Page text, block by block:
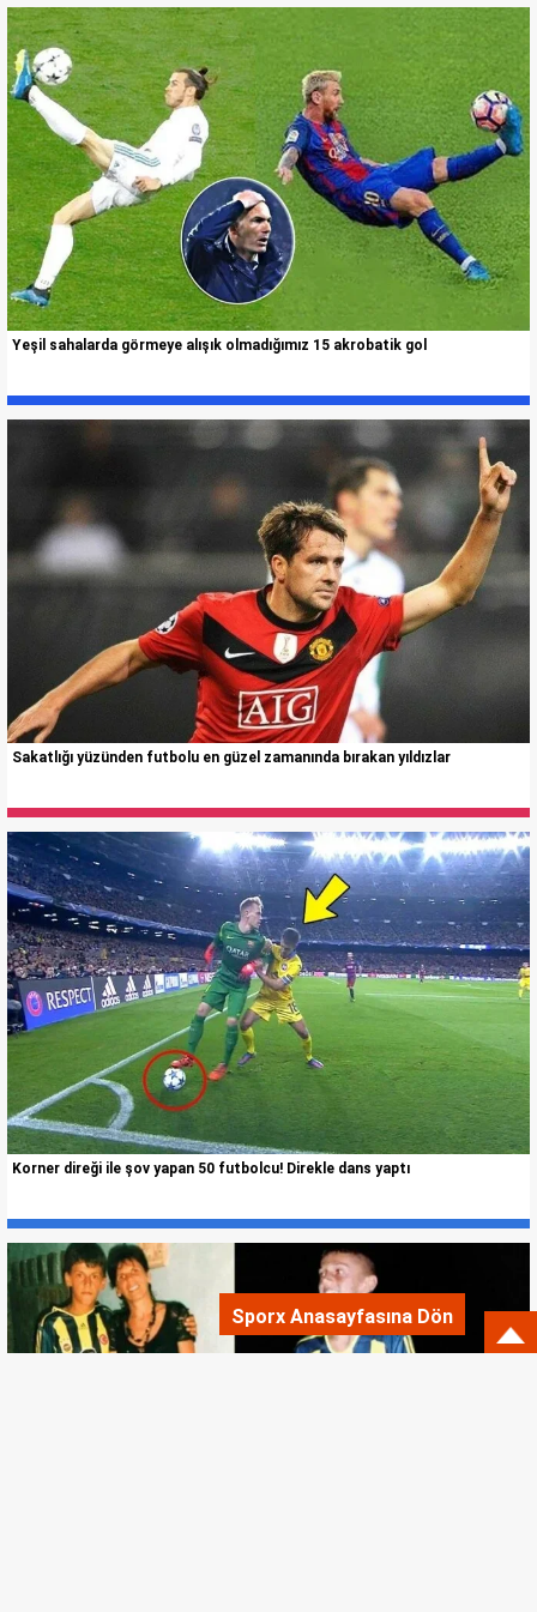
Yeşil sahalarda görmeye alışık olmadığımız 15 akrobatik gol
Sakatlığı yüzünden futbolu en güzel zamanında bırakan yıldızlar
Korner direği ile şov yapan 50 futbolcu! Direkle dans yaptı
Sporx Anasayfasına Dön